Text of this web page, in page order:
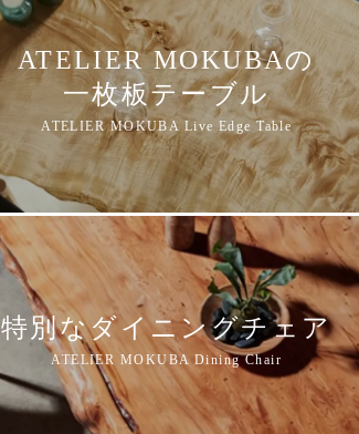
ATELIER MOKUBAの
一枚板テーブル
特別なダイニングチェア